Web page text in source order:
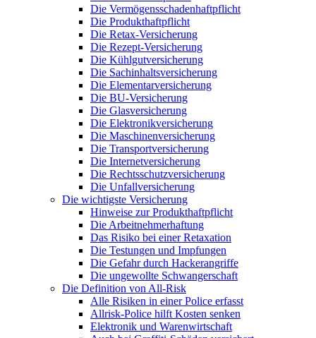
Die Vermögensschadenhaftpflicht
Die Produkthaftpflicht
Die Retax-Versicherung
Die Rezept-Versicherung
Die Kühlgutversicherung
Die Sachinhaltsversicherung
Die Elementarversicherung
Die BU-Versicherung
Die Glasversicherung
Die Elektronikversicherung
Die Maschinenversicherung
Die Transportversicherung
Die Internetversicherung
Die Rechtsschutzversicherung
Die Unfallversicherung
Die wichtigste Versicherung
Hinweise zur Produkthaftpflicht
Die Arbeitnehmerhaftung
Das Risiko bei einer Retaxation
Die Testungen und Impfungen
Die Gefahr durch Hackerangriffe
Die ungewollte Schwangerschaft
Die Definition von All-Risk
Alle Risiken in einer Police erfasst
Allrisk-Police hilft Kosten senken
Elektronik und Warenwirtschaft